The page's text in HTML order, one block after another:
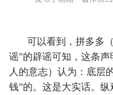
可以看到，拼多多
谣”的辟谣可知，这条
人的意志）认为：底层
钱”的。这是大实话。